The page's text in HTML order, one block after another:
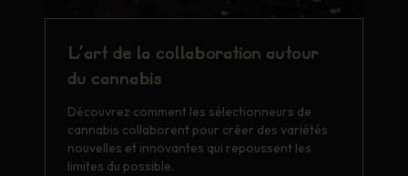
L'art de la collaboration autour
du cannabis
Découvrez comment les sélectionneurs de
cannabis collaborent pour créer des variétés
nouvelles et innovantes qui repoussent les
limites du possible.